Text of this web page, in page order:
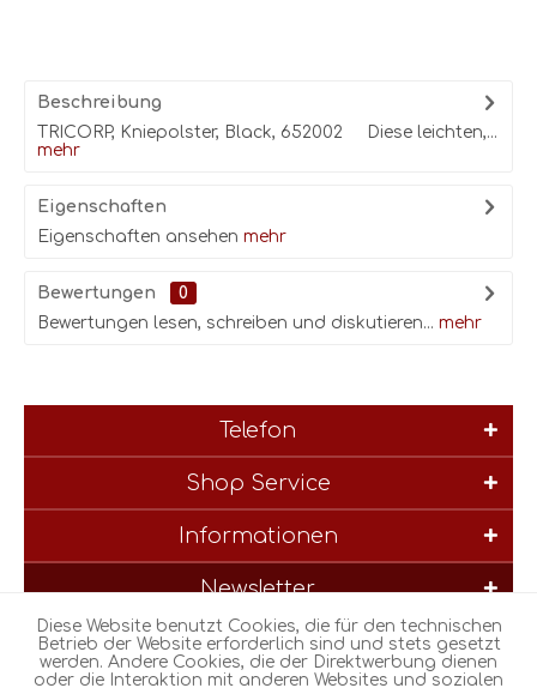
Beschreibung
TRICORP, Kniepolster, Black, 652002 Diese leichten,...
mehr
Eigenschaften
Eigenschaften ansehen mehr
Bewertungen
0
Bewertungen lesen, schreiben und diskutieren... mehr
Telefon
Shop Service
Informationen
Newsletter
* Alle Preise inkl. gesetzl. Mehrwertsteuer zzgl.Versandkostenund
ggf. Nachnahmegebühren, wenn nicht anders beschrieben
Diese Website benutzt Cookies, die für den technischen
Betrieb der Website erforderlich sind und stets gesetzt
werden. Andere Cookies, die der Direktwerbung dienen
oder die Interaktion mit anderen Websites und sozialen